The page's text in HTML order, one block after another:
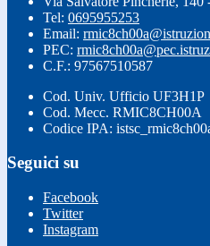
Tel: 0695955253
Email:
PEC:
C.F.: 97567510587
Cod. Univ. Ufficio UF3H1P
Cod. Mecc. RMIC8CH00A
Codice IPA:
Seguici su
Facebook
Twitter
Instagram